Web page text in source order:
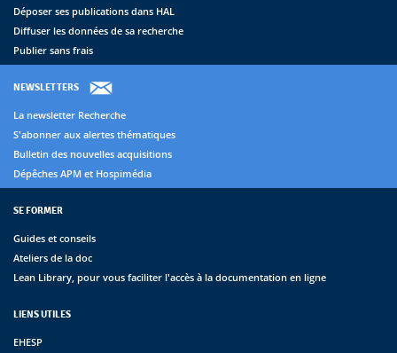
Déposer ses publications dans HAL
Diffuser les données de sa recherche
Publier sans frais
NEWSLETTERS
La newsletter Recherche
S'abonner aux alertes thématiques
Bulletin des nouvelles acquisitions
Dépêches APM et Hospimédia
SE FORMER
Guides et conseils
Ateliers de la doc
Lean Library, pour vous faciliter l'accès à la documentation en ligne
LIENS UTILES
EHESP